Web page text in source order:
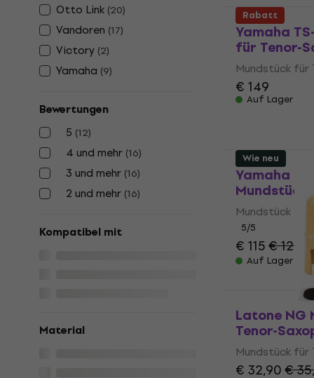
Otto Link (20)
Vandoren (17)
Victory (2)
Yamaha (9)
Bewertungen
5 (12)
4 und mehr (16)
3 und mehr (16)
2 und mehr (16)
Kompatibel mit
Material
Yamaha
für Tenor-
Mundstück für
€ 149
Auf Lager
Rabatt
Yamaha
Mundstück
Mundstück für
5/5
€ 115€ 124
Auf Lager
Wie neu
Latone NG
Tenor-
Mundstück für
€ 32,90€